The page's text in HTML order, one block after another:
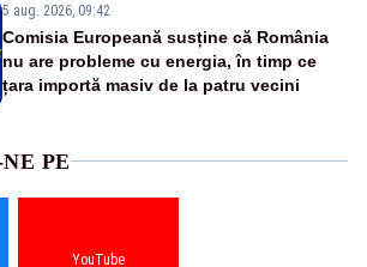
5 aug. 2026, 09:42
Comisia Europeană susține că România
nu are probleme cu energia, în timp ce
țara importă masiv de la patru vecini
PE
YouTube